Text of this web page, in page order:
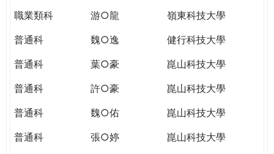
職業類科
游○龍
嶺東科技大學
普通科
魏○逸
健行科技大學
普通科
葉○豪
崑山科技大學
普通科
許○豪
崑山科技大學
普通科
魏○佑
崑山科技大學
普通科
張○婷
崑山科技大學